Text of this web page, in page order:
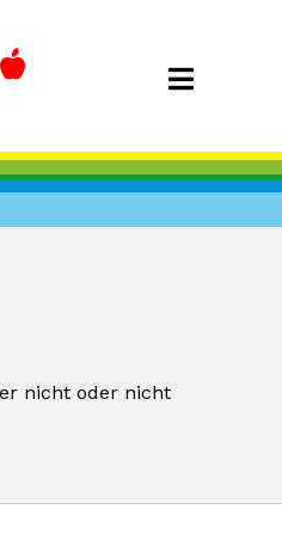
nicht oder nicht